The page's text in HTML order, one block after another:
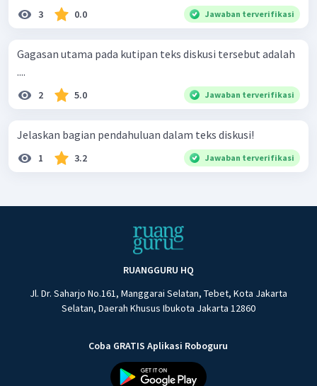
3 0.0 Jawaban terverifikasi
Gagasan utama pada kutipan teks diskusi tersebut adalah
....
2 5.0 Jawaban terverifikasi
Jelaskan bagian pendahuluan dalam teks diskusi!
1 3.2 Jawaban terverifikasi
RUANGGURU HQ
Jl. Dr. Saharjo No.161, Manggarai Selatan, Tebet, Kota Jakarta
Selatan, Daerah Khusus Ibukota Jakarta 12860
Coba GRATIS Aplikasi Roboguru